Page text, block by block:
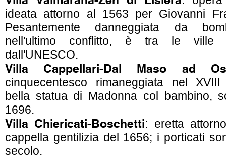
ideata attorno al 1563 per Giovanni
Pesantemente danneggiata da
nell'ultimo conflitto, è tra le ville
dall'UNESCO.
Villa Cappellari-Dal Maso ad
cinquecentesco rimaneggiata nel
bella statua di Madonna col bambino,
1696.
Villa Chiericati-Boschetti: eretta
cappella gentilizia del 1656; i porticati
secolo.